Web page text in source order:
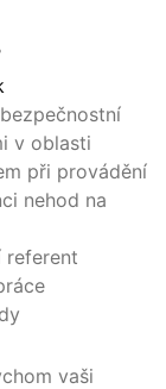
v oblasti
při provádění
nehod na
referent
vaši